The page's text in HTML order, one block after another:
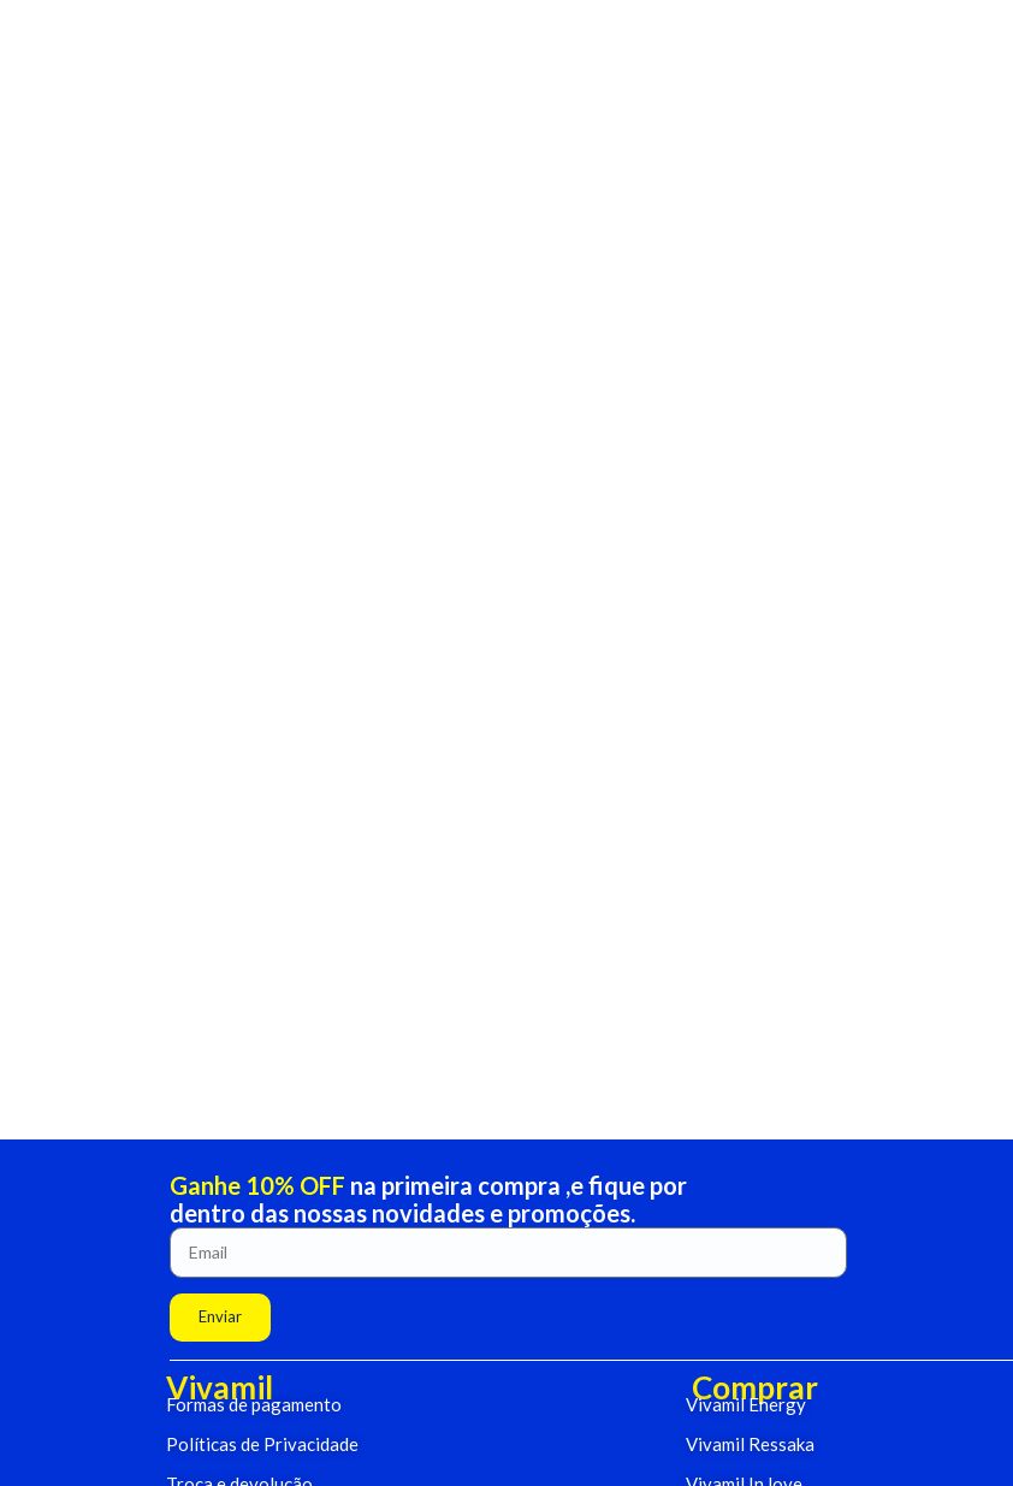
Ganhe 10% OFF na primeira compra ,e fique por
dentro das nossas novidades e promoções.
Enviar
Vivamil
Formas de pagamento
Políticas de Privacidade
Comprar
Vivamil Energy
Vivamil Ressaka